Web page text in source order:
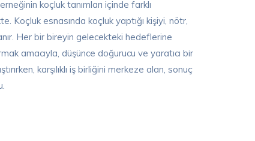
koçluk tanımları içinde farklı
esnasında koçluk yaptığı kişiyi, nötr,
Her bir bireyin gelecekteki hedeflerine
amacıyla, düşünce doğurucu ve yaratıcı bir
karşılıklı iş birliğini merkeze alan, sonuç